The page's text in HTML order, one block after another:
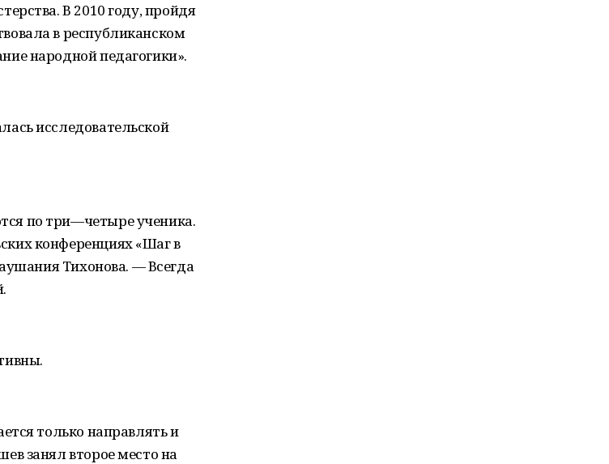
В 2010 году, пройдя
в республиканском
народной педагогики».
исследовательской
по три—четыре ученика.
конференциях «Шаг в
Тихонова. — Всегда
только направлять и
занял второе место на